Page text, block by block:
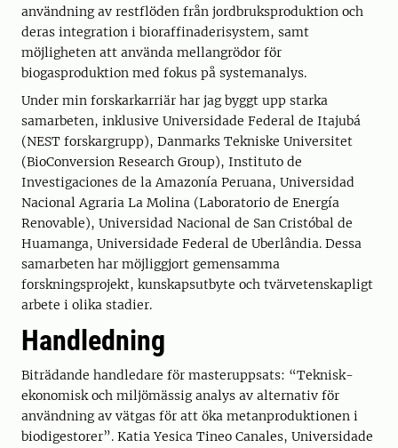
användning av restflöden från jordbruksproduktion och
deras integration i bioraffinaderisystem, samt
möjligheten att använda mellangrödor för
biogasproduktion med fokus på systemanalys.
Under min forskarkarriär har jag byggt upp starka
samarbeten, inklusive Universidade Federal de Itajubá
(NEST forskargrupp), Danmarks Tekniske Universitet
(BioConversion Research Group), Instituto de
Investigaciones de la Amazonía Peruana, Universidad
Nacional Agraria La Molina (Laboratorio de Energía
Renovable), Universidad Nacional de San Cristóbal de
Huamanga, Universidade Federal de Uberlândia. Dessa
samarbeten har möjliggjort gemensamma
forskningsprojekt, kunskapsutbyte och tvärvetenskapligt
arbete i olika stadier.
Handledning
Biträdande handledare för masteruppsats: “Teknisk-
ekonomisk och miljömässig analys av alternativ för
användning av vätgas för att öka metanproduktionen i
biodigestorer”. Katia Yesica Tineo Canales, Universidade